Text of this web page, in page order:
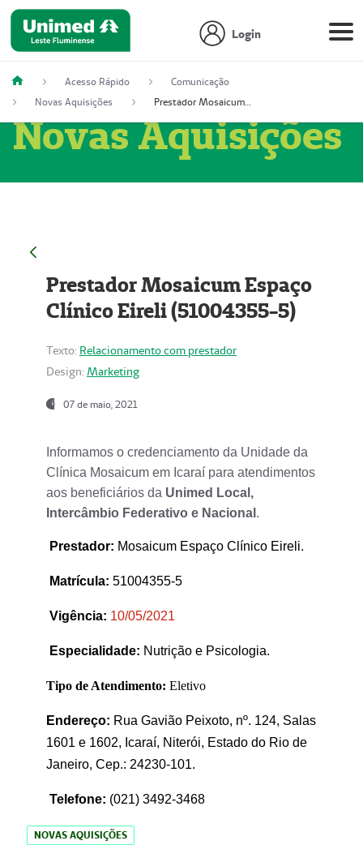
Login
Acesso Rápido
Comunicação
Novas Aquisições
Prestador Mosaicum Espaço Clínico Eireli (51004355-5)
Novas Aquisições
Prestador Mosaicum Espaço
Clínico Eireli (51004355-5)
Texto: Relacionamento com prestador
Design: Marketing
07 de maio, 2021
Informamos o credenciamento da Unidade da
Clínica Mosaicum em Icaraí para atendimentos
aos beneficiários da Unimed Local,
Intercâmbio Federativo e Nacional .
Prestador: Mosaicum Espaço Clínico Eireli.
Matrícula: 51004355-5
Vigência: 10/05/2021
Especialidade: Nutrição e Psicologia.
Tipo de Atendimento: Eletivo
Endereço: Rua Gavião Peixoto, nº. 124, Salas
1601 e 1602, Icaraí, Niterói, Estado do Rio de
Janeiro, Cep.: 24230-101.
Telefone: (021) 3492-3468
NOVAS AQUISIÇÕES